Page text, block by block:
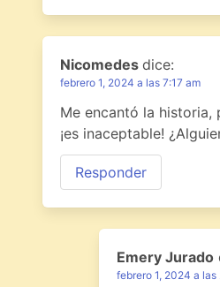
Nicomedes dice:
febrero 1, 2024 a las 7:17 am
Me encantó la
¡es inaceptable!
Responder
Emery Jurado
febrero 1, 2024 a las